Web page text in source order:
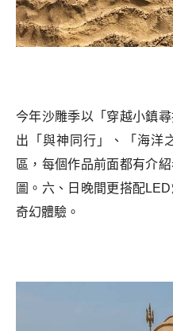
今年沙雕季以「穿越小鎮
出「與神同行」、「海洋
區，每個作品前面都有介
圖。六、日晚間更搭配
奇幻體驗。